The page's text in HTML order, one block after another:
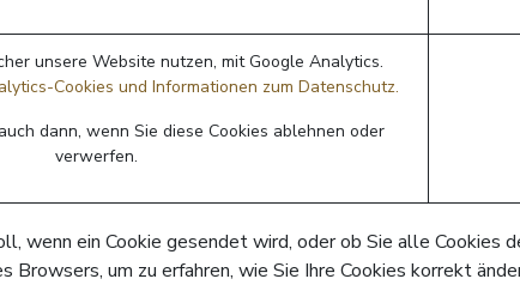
unsere Website nutzen, mit Google Analytics.
Cookies und Informationen zum Datenschutz.
dann, wenn Sie diese Cookies ablehnen oder
verwerfen.
wenn ein Cookie gesendet wird, oder ob Sie alle Cookies
Browsers, um zu erfahren, wie Sie Ihre Cookies korrekt